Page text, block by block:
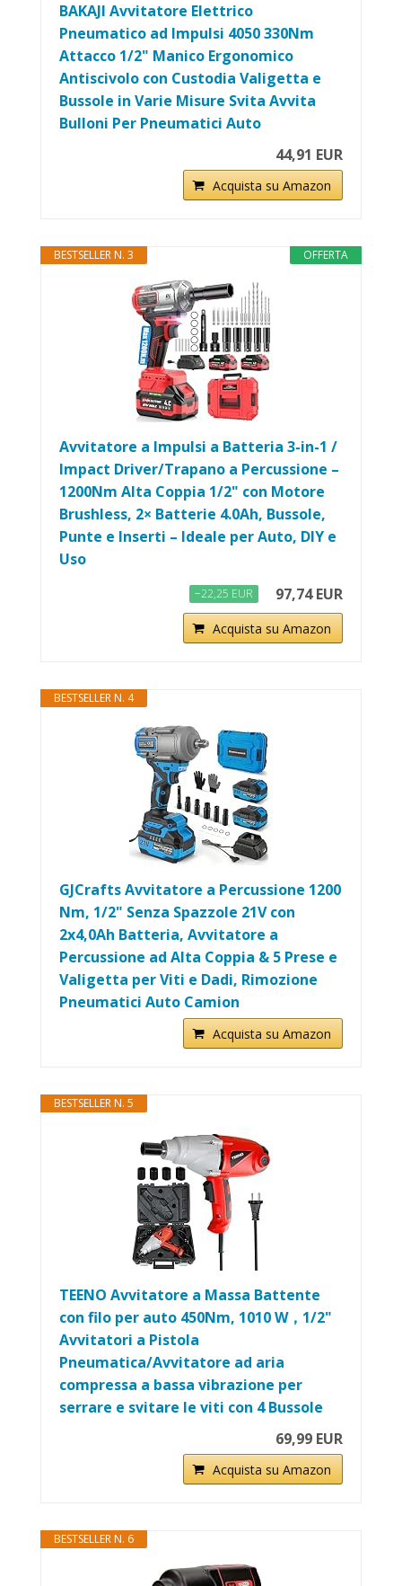
BAKAJI Avvitatore Elettrico
Pneumatico ad Impulsi 4050 330Nm
Attacco 1/2" Manico Ergonomico
Antiscivolo con Custodia Valigetta e
Bussole in Varie Misure Svita Avvita
Bulloni Per Pneumatici Auto
44,91 EUR
Acquista su Amazon
OFFERTA
BESTSELLER N. 3
Avvitatore a Impulsi a Batteria 3-in-1 /
Impact Driver/Trapano a Percussione –
1200Nm Alta Coppia 1/2" con Motore
Brushless, 2× Batterie 4.0Ah, Bussole,
Punte e Inserti – Ideale per Auto, DIY e
Uso
−22,25 EUR 97,74 EUR
Acquista su Amazon
BESTSELLER N. 4
GJCrafts Avvitatore a Percussione 1200
Nm, 1/2" Senza Spazzole 21V con
2x4,0Ah Batteria, Avvitatore a
Percussione ad Alta Coppia & 5 Prese e
Valigetta per Viti e Dadi, Rimozione
Pneumatici Auto Camion
Acquista su Amazon
BESTSELLER N. 5
TEENO Avvitatore a Massa Battente
con filo per auto 450Nm, 1010 W，1/2"
Avvitatori a Pistola
Pneumatica/Avvitatore ad aria
compressa a bassa vibrazione per
serrare e svitare le viti con 4 Bussole
69,99 EUR
Acquista su Amazon
BESTSELLER N. 6